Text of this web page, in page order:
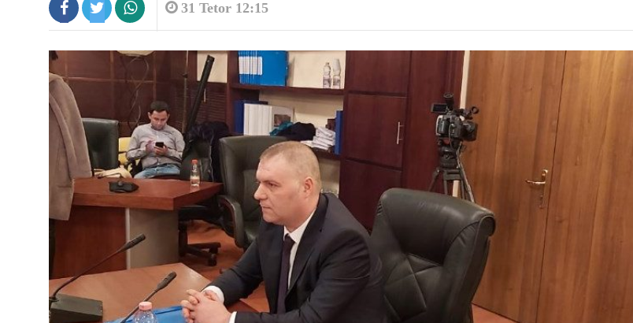
31 Tetor 12:15
8:45 7:48